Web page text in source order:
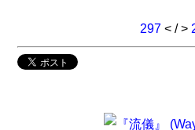
297 < / >